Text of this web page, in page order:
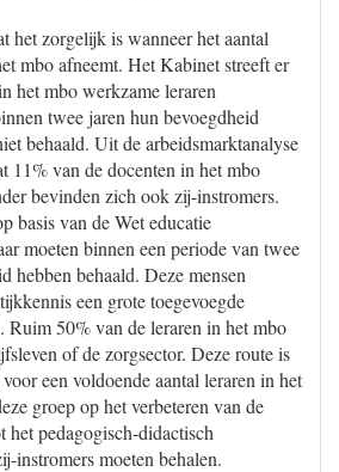
het zorgelijk is wanneer het aantal
mbo afneemt. Het Kabinet streeft er
het mbo werkzame leraren
twee jaren hun bevoegdheid
behaald. Uit de arbeidsmarktanalyse
11% van de docenten in het mbo
bevinden zich ook zij-instromers.
basis van de Wet educatie
moeten binnen een periode van twee
hebben behaald. Deze mensen
een grote toegevoegde
Ruim 50% van de leraren in het mbo
of de zorgsector. Deze route is
een voldoende aantal leraren in het
groep op het verbeteren van de
het pedagogisch-didactisch
instromers moeten behalen.